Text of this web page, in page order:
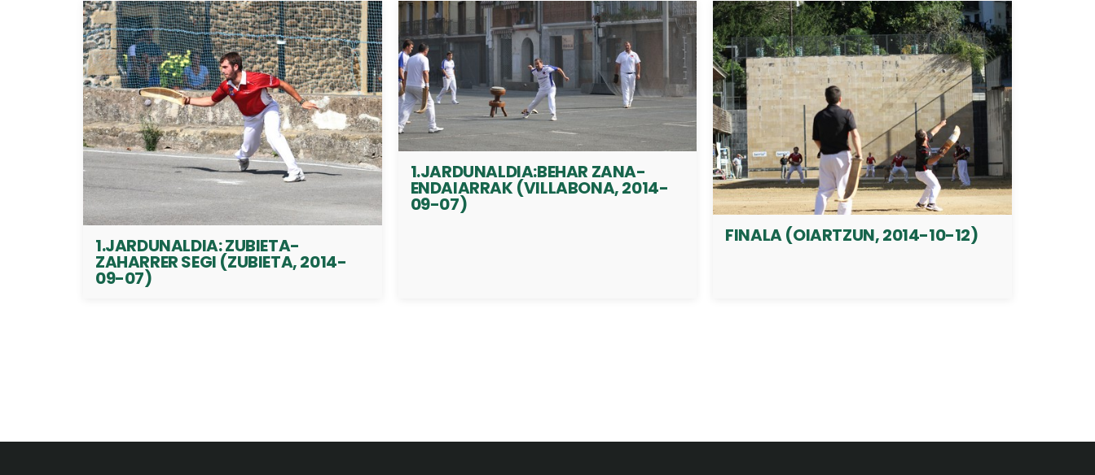
1.JARDUNALDIA: ZUBIETA-
ZAHARRER SEGI (ZUBIETA, 2014-
09-07)
1.JARDUNALDIA:BEHAR ZANA-
ENDAIARRAK (VILLABONA, 2014-
09-07)
FINALA (OIARTZUN, 2014-10-12)